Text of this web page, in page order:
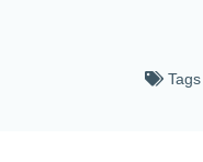
Tags